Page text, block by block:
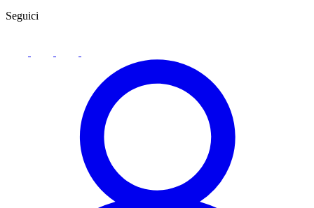
Seguici